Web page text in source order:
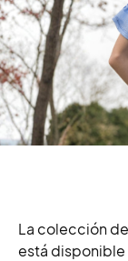
La colección
está disponible